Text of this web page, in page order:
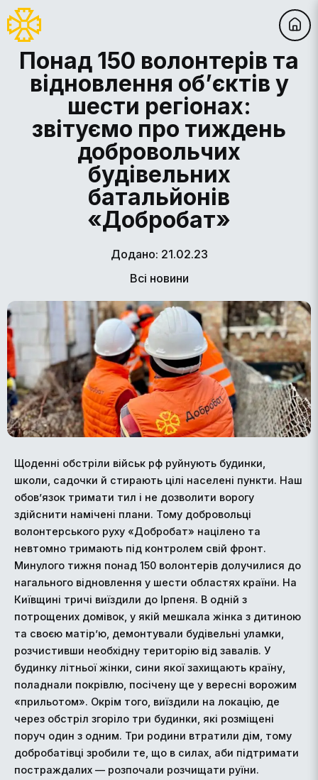
Понад 150 волонтерів та
відновлення об’єктів у
шести регіонах:
звітуємо про тиждень
добровольчих
будівельних
батальйонів
«Добробат»
Додано: 21.02.23
Всі новини
Щоденні обстріли військ рф руйнують будинки,
школи, садочки й стирають цілі населені пункти. Наш
обов’язок тримати тил і не дозволити ворогу
здійснити намічені плани. Тому добровольці
волонтерського руху «Добробат» націлено та
невтомно тримають під контролем свій фронт.
Минулого тижня понад 150 волонтерів долучилися до
нагального відновлення у шести областях країни. На
Київщині тричі виїздили до Ірпеня. В одній з
потрощених домівок, у якій мешкала жінка з дитиною
та своєю матір’ю, демонтували будівельні уламки,
розчистивши необхідну територію від завалів. У
будинку літньої жінки, сини якої захищають країну,
поладнали покрівлю, посічену ще у вересні ворожим
«прильотом». Окрім того, виїздили на локацію, де
через обстріл згоріло три будинки, які розміщені
поруч один з одним. Три родини втратили дім, тому
добробатівці зробили те, що в силах, аби підтримати
постраждалих — розпочали розчищати руїни.